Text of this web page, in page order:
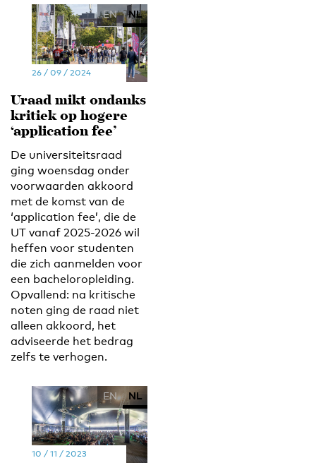
EN NL
26 / 09 / 2024
Uraad mikt ondanks
kritiek op hogere
‘application fee’
De universiteitsraad
ging woensdag onder
voorwaarden akkoord
met de komst van de
‘application fee’, die de
UT vanaf 2025-2026 wil
heffen voor studenten
die zich aanmelden voor
een bacheloropleiding.
Opvallend: na kritische
noten ging de raad niet
alleen akkoord, het
adviseerde het bedrag
zelfs te verhogen.
EN NL
10 / 11 / 2023